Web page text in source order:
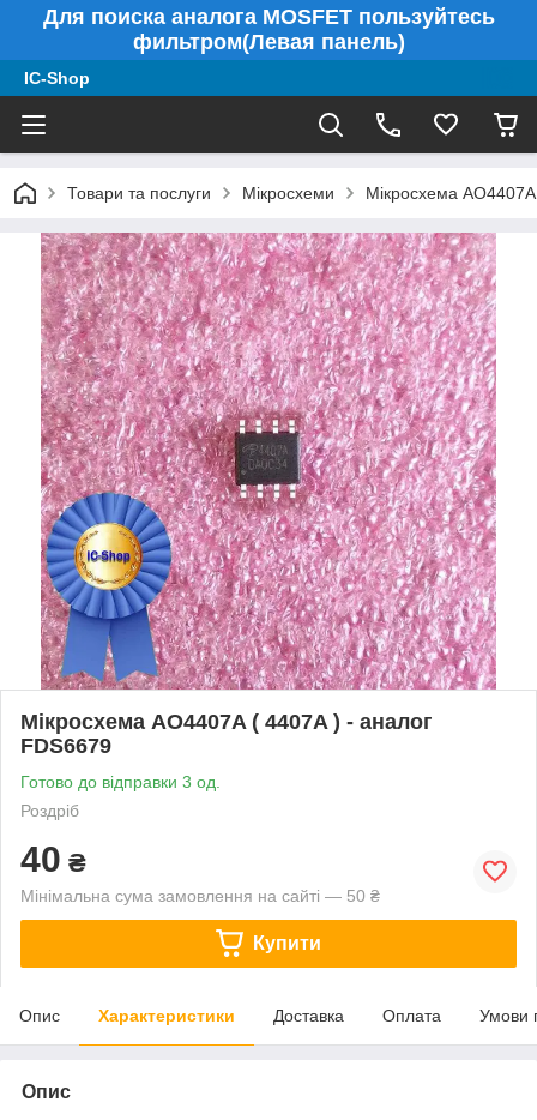
Для поиска аналога MOSFET пользуйтесь
фильтром(Левая панель)
IC-Shop
Товари та послуги Мікросхеми Мікросхема
Мікросхема AO4407A ( 4407A ) - аналог
FDS6679
Готово до відправки 3 од.
Роздріб
40 ₴
Мінімальна сума замовлення на сайті — 50 ₴
Купити
Опис Характеристики Доставка Оплата Умови
Опис